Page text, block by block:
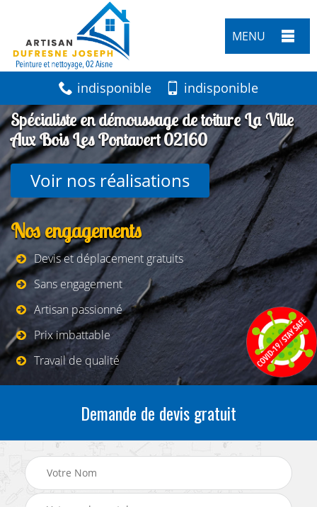
MENU
indisponible indisponible
Spécialiste en démoussage de toiture La Ville
Aux Bois Les Pontavert 02160
Voir nos réalisations
Nos engagements
Devis et déplacement gratuits
Sans engagement
Artisan passionné
Prix imbattable
Travail de qualité
Demande de devis gratuit